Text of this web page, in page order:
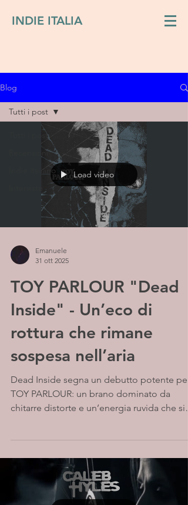
INDIE ITALIA
Blog
Tutti i post
Recensioni
Indie italiano
Tutti i post
Load video
Emanuele
31 ott 2025
TOY PARLOUR "Dead
Inside" - Un’eco di
rottura che rimane
sospesa nell’aria
Dead Inside segna un debutto potente per
TOY PARLOUR: un brano dominato da
chitarre distorte e un’energia ruvida che si
sospesa tra impatto e introspezione